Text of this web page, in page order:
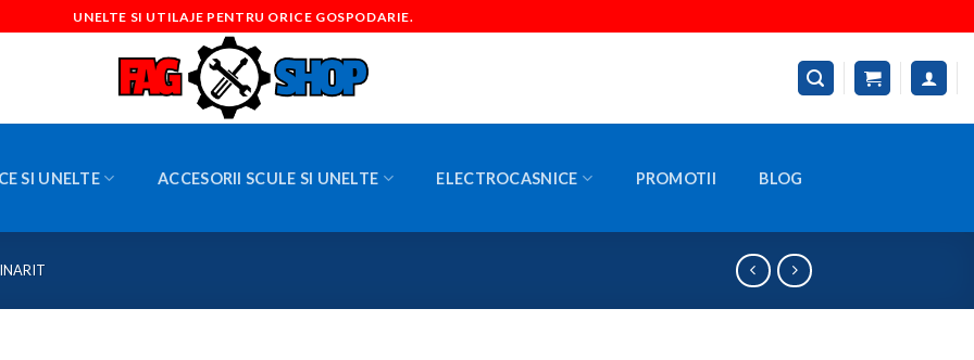
UNELTE SI UTILAJE PENTRU ORICE GOSPODARIE.
SI UNELTE ACCESORII SCULE SI UNELTE ELECTROCASNICE PROMOTII BLOG